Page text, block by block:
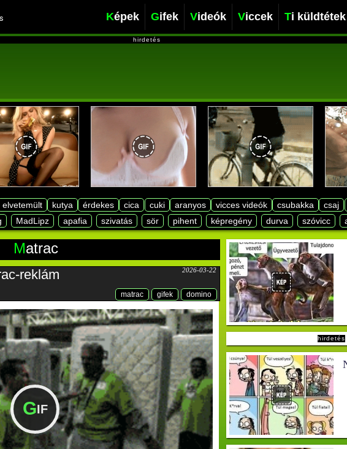
Képek Gifek Videók Viccek Ti küldtétek
hirdetés
elvetemült kutya érdekes cica cuki aranyos vicces videók csubakka csaj
MadLipz apafia szivatás sör pihent képregény durva szóvicc
matrac
2026-03-22
reklám
domino
gifek
matrac
GIF
hirdetés